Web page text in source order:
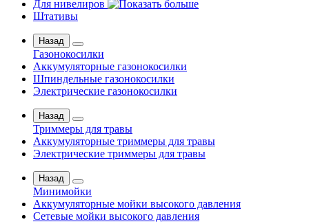
Для нивелиров
Штативы
Назад
Газонокосилки
Аккумуляторные газонокосилки
Шпиндельные газонокосилки
Электрические газонокосилки
Назад
Триммеры для травы
Аккумуляторные триммеры для травы
Электрические триммеры для травы
Назад
Минимойки
Аккумуляторные мойки высокого давления
Сетевые мойки высокого давления